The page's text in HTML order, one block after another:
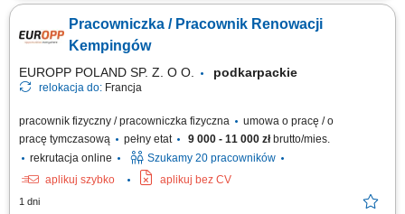
napraw urządzeń podlegających nadzorowi UDT (suwnice, podesty,
wózki widłowe, dźwigniki, żurawie). Diagnostyka, przeglądy oraz naprawy
Pracowniczka / Pracownik Renowacji
Kempingów
EUROPP POLAND SP. Z. O O. podkarpackie
relokacja do: Francja
pracownik fizyczny / pracowniczka fizyczna
umowa o pracę / o
pracę tymczasową
pełny etat 9 000 - 11 000 złbrutto/mies.
rekrutacja online
Szukamy 20 pracowników
aplikuj szybko
aplikuj bez CV
1 dni